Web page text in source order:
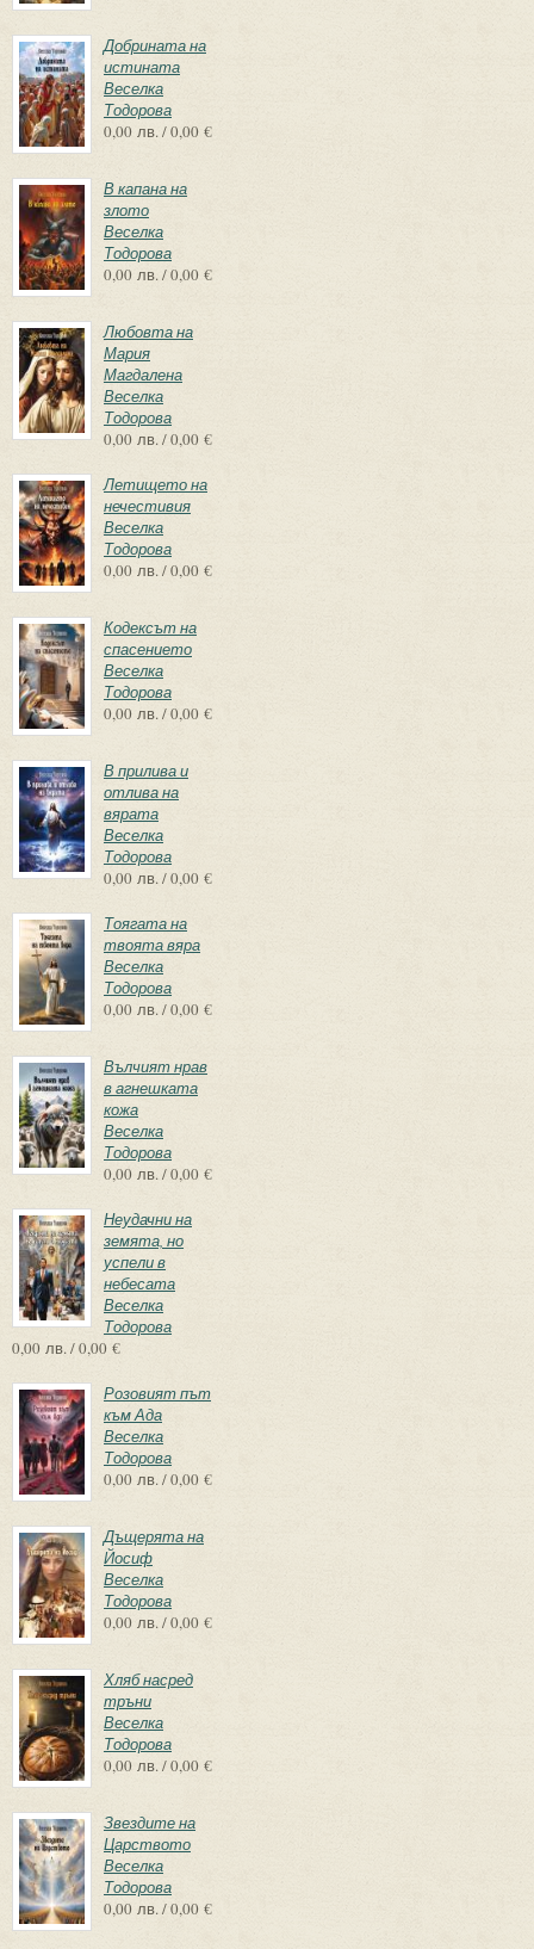
Добрината на
истината
Веселка
Тодорова
0,00 лв. / 0,00 €
В капана на
злото
Веселка
Тодорова
0,00 лв. / 0,00 €
Любовта на
Мария
Магдалена
Веселка
Тодорова
0,00 лв. / 0,00 €
Летището на
нечестивия
Веселка
Тодорова
0,00 лв. / 0,00 €
Кодексът на
спасението
Веселка
Тодорова
0,00 лв. / 0,00 €
В прилива и
отлива на
вярата
Веселка
Тодорова
0,00 лв. / 0,00 €
Тоягата на
твоята вяра
Веселка
Тодорова
0,00 лв. / 0,00 €
Вълчият нрав
в агнешката
кожа
Веселка
Тодорова
0,00 лв. / 0,00 €
Неудачни на
земята, но
успели в
небесата
Веселка
Тодорова
0,00 лв. / 0,00 €
Розовият път
към Ада
Веселка
Тодорова
0,00 лв. / 0,00 €
Дъщерята на
Йосиф
Веселка
Тодорова
0,00 лв. / 0,00 €
Хляб насред
тръни
Веселка
Тодорова
0,00 лв. / 0,00 €
Звездите на
Царството
Веселка
Тодорова
0,00 лв. / 0,00 €